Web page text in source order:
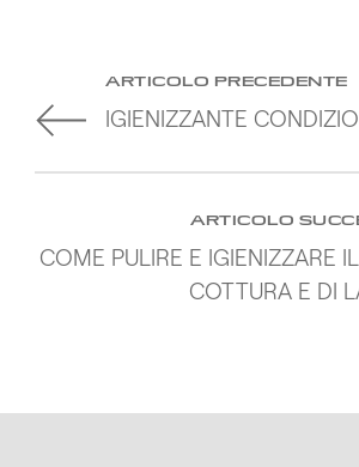
ARTICOLO PRECEDENTE
IGIENIZZANTE
ARTICOLO
COME PULIRE E IGIENIZZARE
COTTURA E DI